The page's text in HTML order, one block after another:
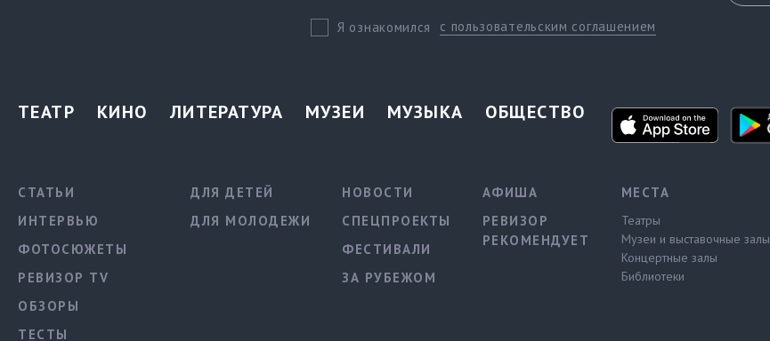
Я ознакомился с пользовательским соглашением
ТЕАТР КИНО ЛИТЕРАТУРА МУЗЕИ МУЗЫКА ОБЩЕСТВО
СТАТЬИ
ИНТЕРВЬЮ
ФОТОСЮЖЕТЫ
РЕВИЗОР TV
ОБЗОРЫ
ТЕСТЫ
ДЛЯ ДЕТЕЙ
ДЛЯ МОЛОДЕЖИ
НОВОСТИ
СПЕЦПРОЕКТЫ
ФЕСТИВАЛИ
ЗА РУБЕЖОМ
АФИША
РЕВИЗОР
РЕКОМЕНДУЕТ
МЕСТА
Театры
Музеи и выставочные залы
Концертные залы
Библиотеки